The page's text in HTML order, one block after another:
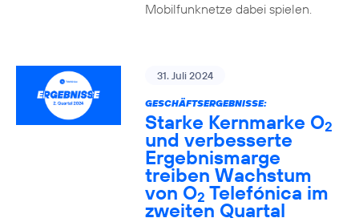
Mobilfunknetze dabei spielen.
31. Juli 2024
GESCHÄFTSERGEBNISSE:
Starke Kernmarke O2
und verbesserte
Ergebnismarge
treiben Wachstum
von O2 Telefónica im
zweiten Quartal